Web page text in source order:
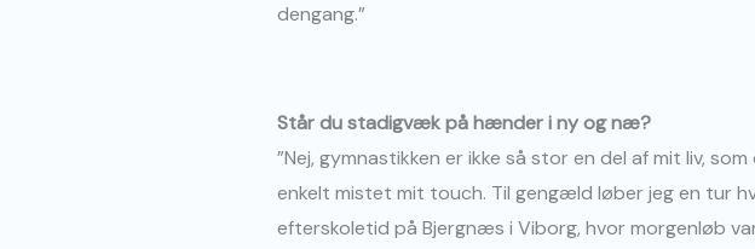
dengang.”
Står du stadigvæk på hænder i ny og næ?
”Nej, gymnastikken er ikke så stor en del af mit liv,
enkelt mistet mit touch. Til gengæld løber jeg en tur
efterskoletid på Bjergnæs i Viborg, hvor morgenløb